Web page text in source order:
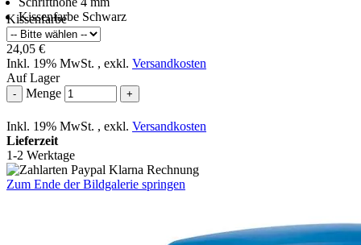
Kissenfarbe Schwarz
Kissenfarbe
24,05 €
Inkl. 19% MwSt. , exkl. Versandkosten
Auf Lager
- Menge +
Inkl. 19% MwSt. , exkl. Versandkosten
Lieferzeit
1-2 Werktage
Zum Ende der Bildgalerie springen